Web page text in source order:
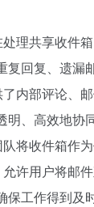
处理共享收件
复回复、遗漏
内部评论、
、高效地协
队将收件箱作
许用户将邮
工作得到及